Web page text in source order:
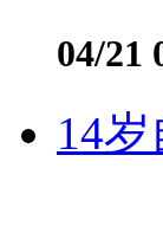
04/21
14